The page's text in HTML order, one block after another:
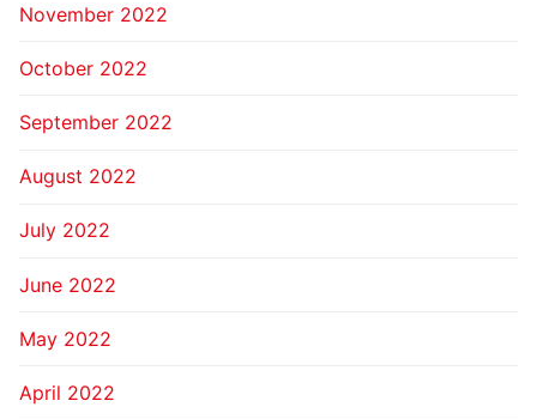
November 2022
October 2022
September 2022
August 2022
July 2022
June 2022
May 2022
April 2022